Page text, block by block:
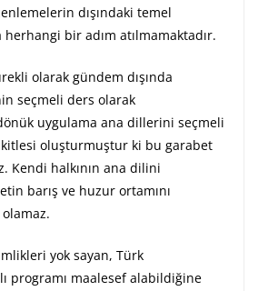
dışındaki temel
bir adım atılmamaktadır.
olarak gündem dışında
seçmeli ders olarak
uygulama ana dillerini seçmeli
oluşturmuştur ki bu garabet
Kendi halkının ana dilini
barış ve huzur ortamını
yok sayan, Türk
programı maalesef alabildiğine